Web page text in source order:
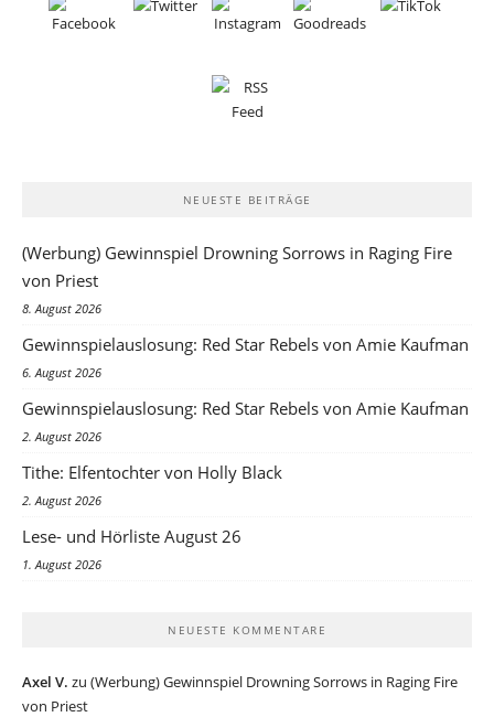
NEUESTE BEITRÄGE
(Werbung) Gewinnspiel Drowning Sorrows in Raging Fire
von Priest
8. August 2026
Gewinnspielauslosung: Red Star Rebels von Amie Kaufman
6. August 2026
Gewinnspielauslosung: Red Star Rebels von Amie Kaufman
2. August 2026
Tithe: Elfentochter von Holly Black
2. August 2026
Lese- und Hörliste August 26
1. August 2026
NEUESTE KOMMENTARE
Axel V. zu (Werbung) Gewinnspiel Drowning Sorrows in Raging Fire
von Priest